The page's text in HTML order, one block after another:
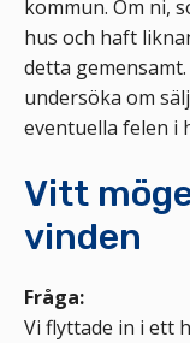
kommun. Om ni,
hus och haft
detta
undersöka om
eventuella felen i
Vitt
vinden
Fråga:
Vi flyttade in i ett